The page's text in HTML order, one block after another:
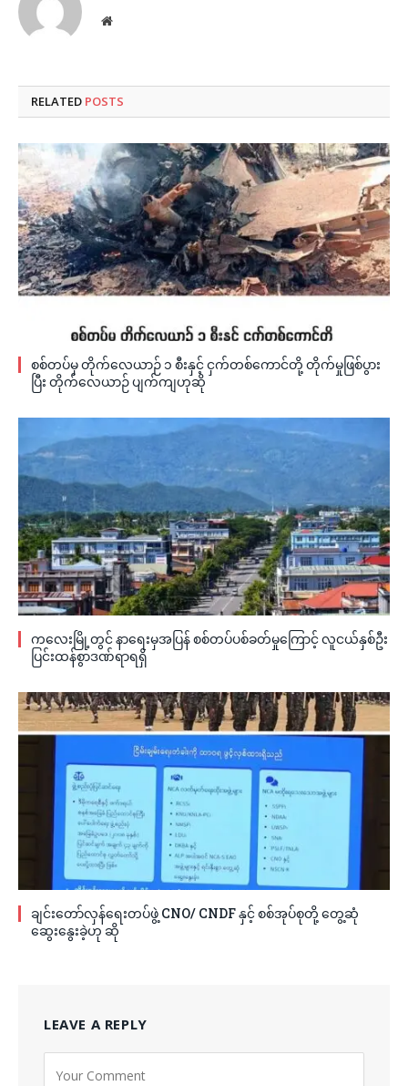
Website
RELATED POSTS
စစ်တပ်မှ တိုက်လေယာဉ် ၁ စီးနှင့် ငှက်တစ်ကောင်တို့ တိုက်မှုဖြစ်ပွား
ပြီး တိုက်လေယာဉ် ပျက်ကျဟုဆို
ကလေးမြို့တွင် နာရေးမှအပြန် စစ်တပ်ပစ်ခတ်မှုကြောင့် လူငယ်နှစ်ဦး
ပြင်းထန်စွာဒဏ်ရာရရှိ
ချင်းတော်လှန်ရေးတပ်ဖွဲ့ CNO/ CNDF နှင့် စစ်အုပ်စုတို့ တွေ့ဆုံ
ဆွေးနွေးခဲ့ဟု ဆို
LEAVE A REPLY